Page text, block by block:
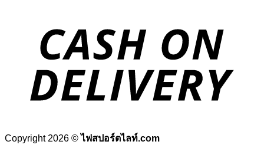
Copyright 2026 ©ไฟสปอร์ตไลท์.com